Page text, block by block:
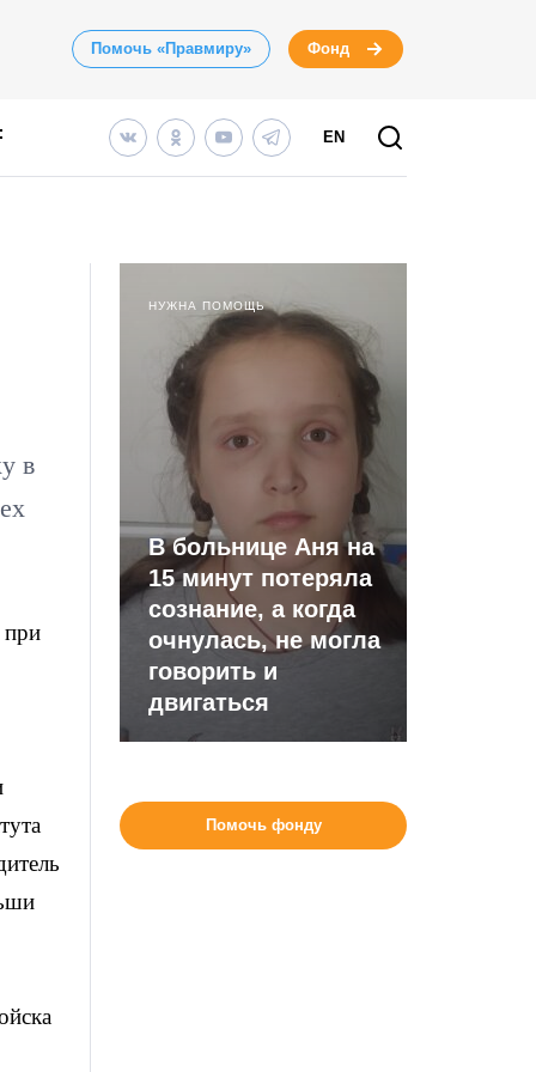
Помочь «Правмиру» Фонд
EN
в
при
НУЖНА ПОМОЩЬ
В больнице Аня на
15 минут потеряла
сознание, а когда
очнулась, не могла
говорить и
двигаться
Помочь фонду